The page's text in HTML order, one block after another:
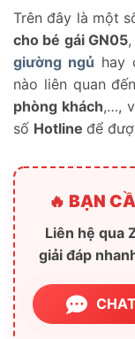
Trên đây là một
cho bé gái GN05,
giường ngủ hay
nào liên quan
phòng khách,…,
số Hotline để
🔥 BẠN
Liên hệ qua
giải đáp